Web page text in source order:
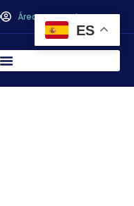
Área personal
ES